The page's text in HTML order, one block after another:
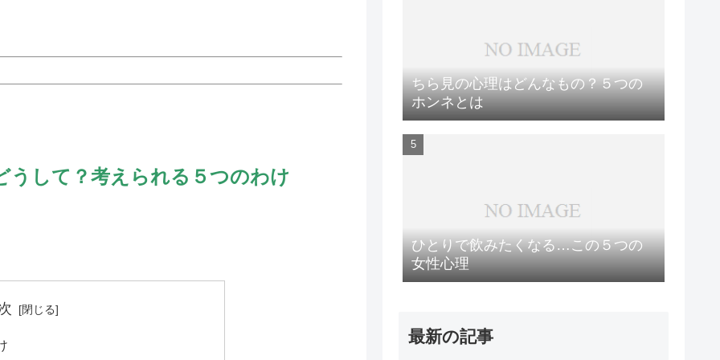
うして？考えられる５つのわけ
ちら見の心理はどんなもの？５つの
ホンネとは
ひとりで飲みたくなる…この５つの
女性心理
最新の記事